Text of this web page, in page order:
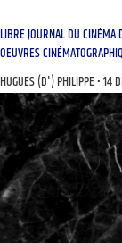
LIBRE JOURNAL DU
OEUVRES
HUGUES (D') PHILIPPE 14